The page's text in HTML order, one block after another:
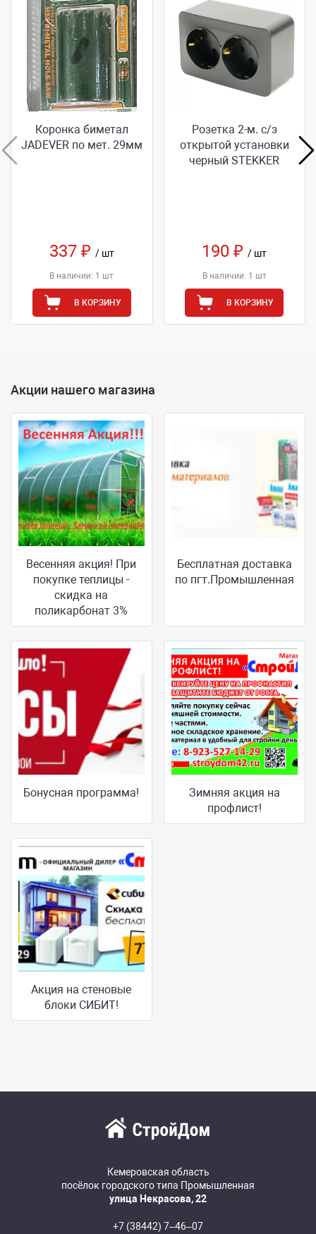
Коронка биметал
JADEVER по мет. 29мм
337 ₽ / шт
В наличии: 1 шт
В КОРЗИНУ
Розетка 2-м. с/з
открытой установки
черный STEKKER
190 ₽/ шт
В наличии: 1 шт
В КОРЗИНУ
Акции нашего магазина
Весенняя акция! При
покупке теплицы -
скидка на
поликарбонат 3%
Бесплатная доставка
по пгт.Промышленная
Бонусная программа!
Зимняя акция на
профлист!
Акция на стеновые
блоки СИБИТ!
Кемеровская область
посёлок городского типа Промышленная
улица Некрасова, 22
+7 (38442) 7‒46‒07